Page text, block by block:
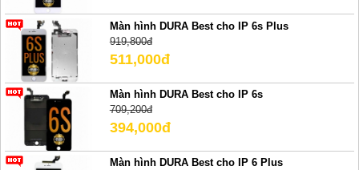
Màn hình DURA Best cho IP 6s Plus
919,800đ
511,000đ
Màn hình DURA Best cho IP 6s
709,200đ
394,000đ
Màn hình DURA Best cho IP 6 Plus